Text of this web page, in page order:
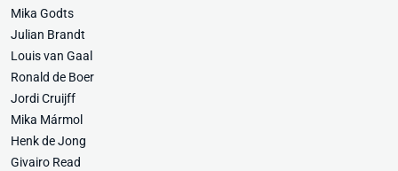
Mika Godts
Julian Brandt
Louis van Gaal
Ronald de Boer
Jordi Cruijff
Mika Mármol
Henk de Jong
Givairo Read